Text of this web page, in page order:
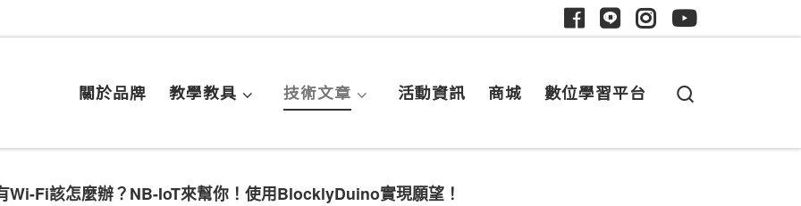
關於品牌 教學教具 技術文章 活動資訊 商城 數位學習平台
Wi-Fi該怎麼辦？NB-IoT來幫你！使用BlocklyDuino實現願望！